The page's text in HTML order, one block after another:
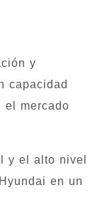
y
capacidad
el mercado
y el alto nivel
en un